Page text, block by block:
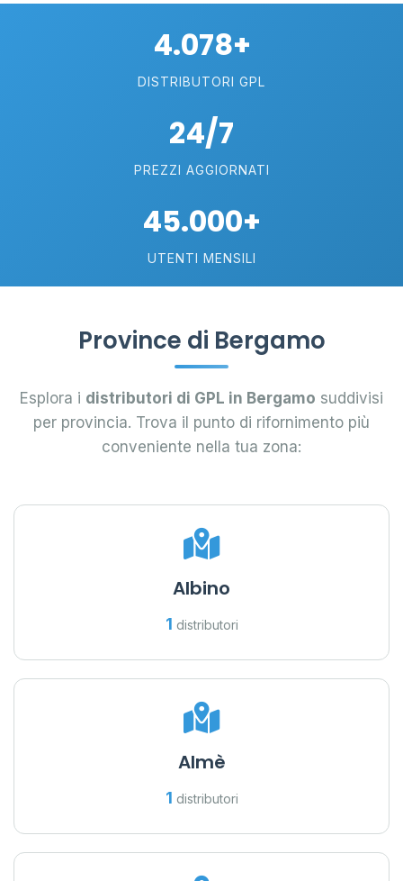
4.078+
DISTRIBUTORI GPL
24/7
PREZZI AGGIORNATI
45.000+
UTENTI MENSILI
Province di Bergamo
Esplora i distributori di GPL in Bergamo suddivisi
per provincia. Trova il punto di rifornimento più
conveniente nella tua zona:
Albino
1 distributori
Almè
1 distributori